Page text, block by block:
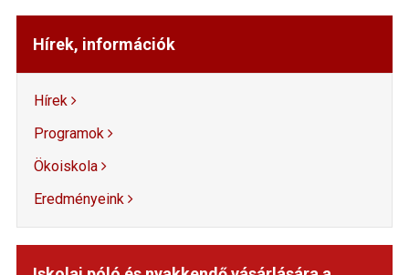
Hírek, információk
Hírek
Programok
Ökoiskola
Eredményeink